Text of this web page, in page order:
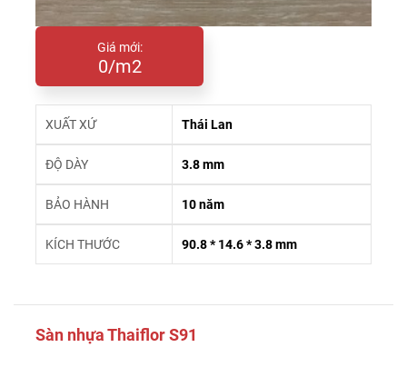
Giá mới:
0/m2
XUẤT XỨ Thái Lan
ĐỘ DÀY 3.8 mm
BẢO HÀNH 10 năm
KÍCH THƯỚC 90.8 * 14.6 * 3.8 mm
Sàn nhựa Thaiflor S91